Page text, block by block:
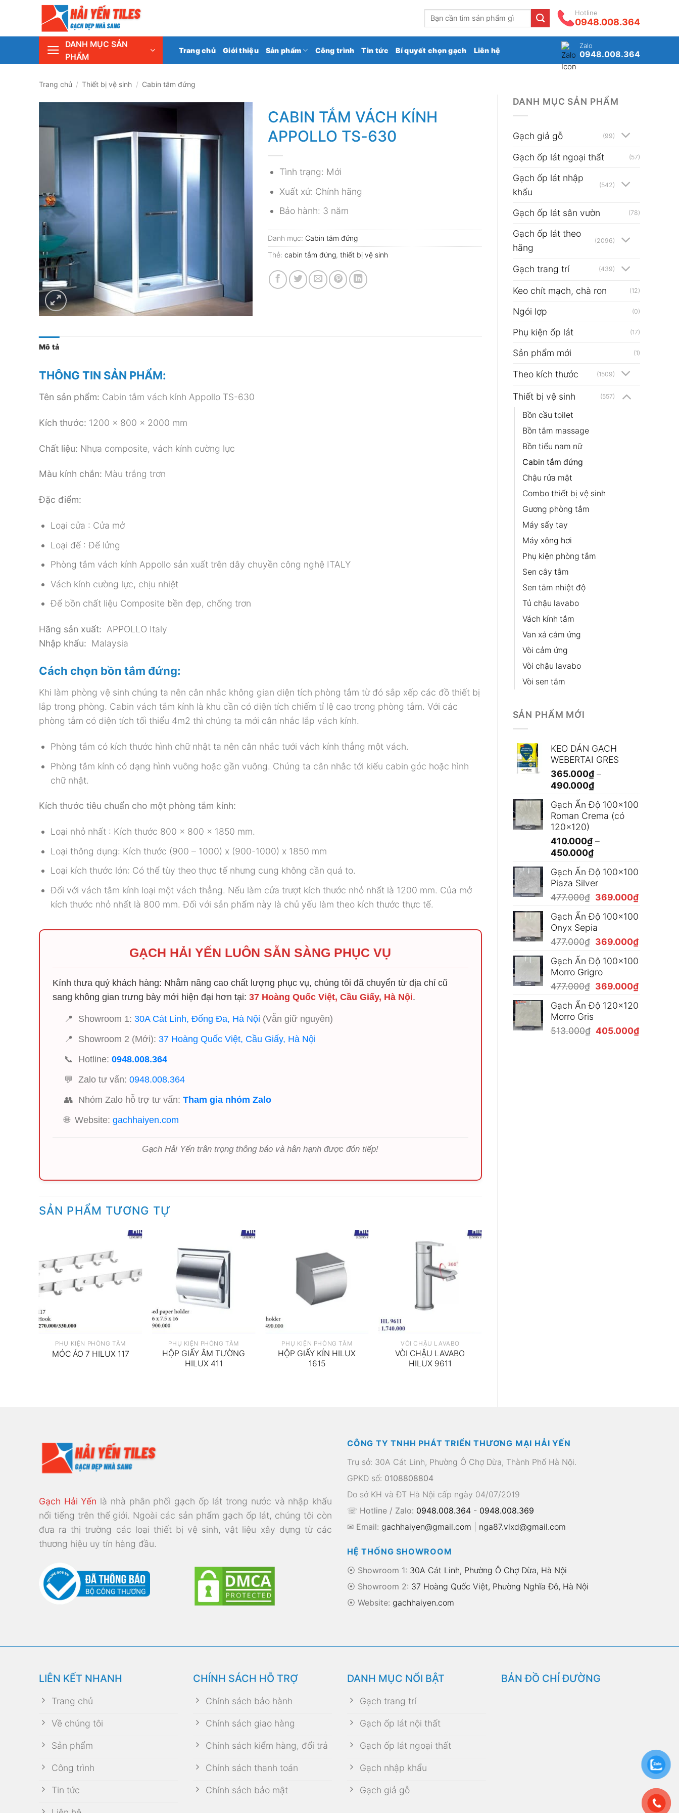
content
Tìm
kiếm:
Hotline
0948.008.364
DANH MỤC SẢN
PHẨM
Trang chủ Giới thiệu Sản phẩm Công trình Tin tức Bí quyết chọn gạch Liên hệ
Zalo
0948.008.364
Trang chủ / Thiết bị vệ sinh / Cabin tắm đứng
DANH MỤC SẢN PHẨM
Gạch giả gỗ (99)
Gạch ốp lát ngoại thất (57)
Gạch ốp lát nhập
khẩu
(542)
Gạch ốp lát sân vườn (78)
Gạch ốp lát theo
hãng
(2096)
Gạch trang trí (439)
Keo chít mạch, chà ron (12)
Ngói lợp (0)
Phụ kiện ốp lát (17)
Sản phẩm mới (1)
Theo kích thước (1509)
Thiết bị vệ sinh (557)
Bồn cầu toilet
Bồn tắm massage
Bồn tiểu nam nữ
Cabin tắm đứng
Chậu rửa mặt
Combo thiết bị vệ sinh
Gương phòng tắm
Máy sấy tay
Máy xông hơi
Phụ kiện phòng tắm
Sen cây tắm
Sen tắm nhiệt độ
Tủ chậu lavabo
Vách kính tắm
Van xả cảm ứng
Vòi cảm ứng
Vòi chậu lavabo
Vòi sen tắm
SẢN PHẨM MỚI
KEO DÁN GẠCH
WEBERTAI GRES
365.000₫ –
490.000₫Khoảng
từ
365.000₫
490.000₫
Gạch Ấn Độ 100x100
Roman Crema (có
120x120)
410.000₫ –
450.000₫Khoảng
từ
410.000₫
đến
450.000₫
Gạch Ấn Độ 100x100
Piaza Silver
477.000₫ Giá
là:
477.000₫.
369.000₫Giá
tại
Gạch Ấn Độ 100x100
Onyx Sepia
477.000₫ Giá
là:
477.000₫.
369.000₫Giá
tại
Gạch Ấn Độ 100x100
Morro Grigro
477.000₫ Giá
là:
369.000₫Giá
tại
Gạch Ấn Độ 120x120
Morro Gris
513.000₫ Giá
405.000₫Giá
CABIN TẮM VÁCH KÍNH
APPOLLO TS-630
Tình trạng: Mới
Xuất xứ: Chính hãng
Bảo hành: 3 năm
Danh mục: Cabin tắm đứng
Thẻ:cabin tắm đứng,thiết bị vệ sinh
Mô tả
THÔNG TIN SẢN PHẨM:
Tên sản phẩm: Cabin tắm vách kính Appollo TS-630
Kích thước: 1200 x 800 x 2000 mm
Chất liệu: Nhựa composite, vách kính cường lực
Màu kính chắn: Màu trắng trơn
Đặc điểm:
Loại cửa : Cửa mở
Loại đế : Đế lửng
Phòng tắm vách kính Appollo sản xuất trên dây chuyền công nghệ ITALY
Vách kính cường lực, chịu nhiệt
Đế bồn chất liệu Composite bền đẹp, chống trơn
Hãng sản xuất: APPOLLO Italy
Nhập khẩu: Malaysia
Cách chọn bồn tắm đứng:
Khi làm phòng vệ sinh chúng ta nên cân nhắc không gian diện tích phòng tắm từ đó sắp xếp các đồ thiết bị
lắp trong phòng. Cabin vách tắm kính là khu cần có diện tích chiếm tỉ lệ cao trong phòng tắm. Với các
phòng tắm có diện tích tối thiểu 4m2 thì chúng ta mới cân nhắc lắp vách kính.
Phòng tắm có kích thước hình chữ nhật ta nên cân nhắc tưới vách kính thẳng một vách.
Phòng tắm kính có dạng hình vuông hoặc gần vuông. Chúng ta cân nhắc tới kiểu cabin góc hoặc hình
chữ nhật.
Kích thước tiêu chuẩn cho một phòng tắm kính:
Loại nhỏ nhất : Kích thước 800 x 800 x 1850 mm.
Loại thông dụng: Kích thước (900 – 1000) x (900-1000) x 1850 mm
Loại kích thước lớn: Có thể tùy theo thực tế nhưng cung không cần quá to.
Đối với vách tắm kính loại một vách thẳng. Nếu làm cửa trượt kích thước nhỏ nhất là 1200 mm. Của mở
kích thước nhỏ nhất là 800 mm. Đối với sản phẩm này là chủ yếu làm theo kích thước thực tế.
GẠCH HẢI YẾN LUÔN SẴN SÀNG PHỤC VỤ
Kính thưa quý khách hàng: Nhằm nâng cao chất lượng phục vụ, chúng tôi đã chuyển từ địa chỉ cũ
sang không gian trưng bày mới hiện đại hơn tại: 37 Hoàng Quốc Việt, Cầu Giấy, Hà Nội.
📍 Showroom 1: 30A Cát Linh, Đống Đa, Hà Nội (Vẫn giữ nguyên)
📍
Showroom 2 (Mới): 37 Hoàng Quốc Việt, Cầu Giấy, Hà Nội
📞
Hotline: 0948.008.364
💬 Zalo tư vấn: 0948.008.364
👥 Nhóm Zalo hỗ trợ tư vấn: Tham gia nhóm Zalo
🌐 Website: gachhaiyen.com
Gạch Hải Yến trân trọng thông báo và hân hạnh được đón tiếp!
SẢN PHẨM TƯƠNG TỰ
PHỤ KIỆN PHÒNG TẮM
MÓC ÁO 7 HILUX 117
PHỤ KIỆN PHÒNG TẮM
HỘP GIẤY ÂM TƯỜNG
HILUX 411
PHỤ KIỆN PHÒNG TẮM
HỘP GIẤY KÍN HILUX
1615
VÒI CHẬU LAVABO
VÒI CHẬU LAVABO
HILUX 9611
Gạch Hải Yến là nhà phân phối gạch ốp lát trong nước và nhập khẩu
nổi tiếng trên thế giới. Ngoài các sản phẩm gạch ốp lát, chúng tôi còn
đưa ra thị trường các loại thiết bị vệ sinh, vật liệu xây dựng từ các
thương hiệu uy tín hàng đầu.
CÔNG TY TNHH PHÁT TRIỂN THƯƠNG MẠI HẢI YẾN
Trụ sở: 30A Cát Linh, Phường Ô Chợ Dừa, Thành Phố Hà Nội.
GPKD số: 0108808804
Do sở KH và ĐT Hà Nội cấp ngày 04/07/2019
☏ Hotline / Zalo: 0948.008.364 - 0948.008.369
✉ Email: gachhaiyen@gmail.com nga87.vlxd@gmail.com
HỆ THỐNG SHOWROOM
⦿ Showroom 1: 30A Cát Linh, Phường Ô Chợ Dừa, Hà Nội
⦿ Showroom 2: 37 Hoàng Quốc Việt, Phường Nghĩa Đô, Hà Nội
⦿ Website: gachhaiyen.com
LIÊN KẾT NHANH
Trang chủ
Về chúng tôi
Sản phẩm
Công trình
Tin tức
CHÍNH SÁCH HỖ TRỢ
Chính sách bảo hành
Chính sách giao hàng
Chính sách kiểm hàng, đổi trả
Chính sách thanh toán
Chính sách bảo mật
DANH MỤC NỔI BẬT
Gạch trang trí
Gạch ốp lát nội thất
Gạch ốp lát ngoại thất
Gạch nhập khẩu
Gạch giả gỗ
BẢN ĐỒ CHỈ ĐƯỜNG